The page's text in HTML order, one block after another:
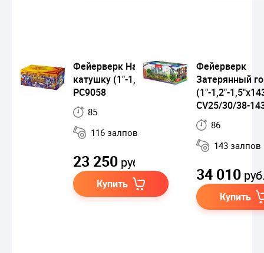
Фейерверк На всю
катушку (1"-1,2"х116)
РС9058
85
116 залпов
23 250 руб.
Купить
Фейерверк
Затерянный
(1"-1,2"-
CV25/30/38-
86
143 залпов
34 010
Купить